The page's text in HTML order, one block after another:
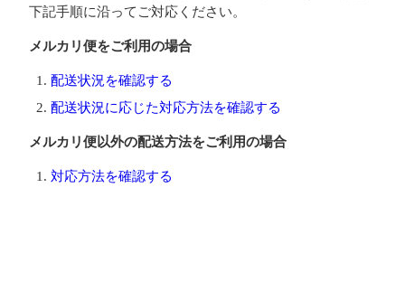
下記手順に沿ってご対応ください。
メルカリ便をご利用の場合
配送状況を確認する
配送状況に応じた対応方法を確認する
メルカリ便以外の配送方法をご利用の場合
対応方法を確認する